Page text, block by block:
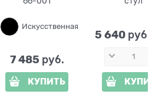
Сосна
7 485 руб.
КУПИТЬ
5 640